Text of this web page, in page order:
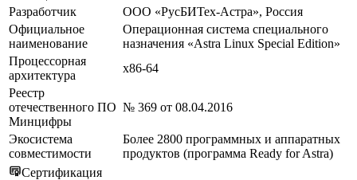
Разработчик
ООО «РусБИТех-Астра», Россия
Официальное
наименование
Операционная система специального
назначения «Astra Linux Special Edition»
Процессорная
архитектура
x86-64
Реестр
отечественного ПО
Минцифры
№ 369 от 08.04.2016
Экосистема
совместимости
Более 2800 программных и аппаратных
продуктов (программа Ready for Astra)
Сертификация